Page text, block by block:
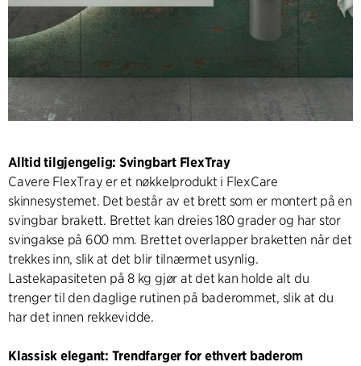
Alltid tilgjengelig: Svingbart FlexTray
Cavere FlexTray er et nøkkelprodukt i FlexCare
skinnesystemet. Det består av et brett som er montert på en
svingbar brakett. Brettet kan dreies 180 grader og har stor
svingakse på 600 mm. Brettet overlapper braketten når det
trekkes inn, slik at det blir tilnærmet usynlig.
Lastekapasiteten på 8 kg gjør at det kan holde alt du
trenger til den daglige rutinen på baderommet, slik at du
har det innen rekkevidde.
Klassisk elegant: Trendfarger for ethvert baderom